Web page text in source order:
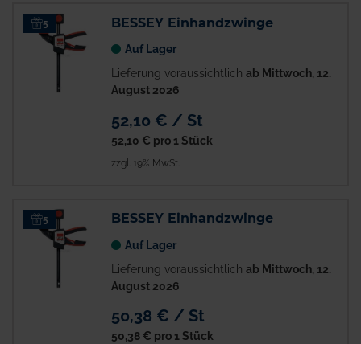
5 BESSEY Einhandzwinge
Auf Lager
Lieferung voraussichtlich ab Mittwoch, 12.
August 2026
52,10 € / St
52,10 € pro 1 Stück
zzgl. 19% MwSt.
5 BESSEY Einhandzwinge
Auf Lager
Lieferung voraussichtlich ab Mittwoch, 12.
August 2026
50,38 € / St
50,38 € pro 1 Stück